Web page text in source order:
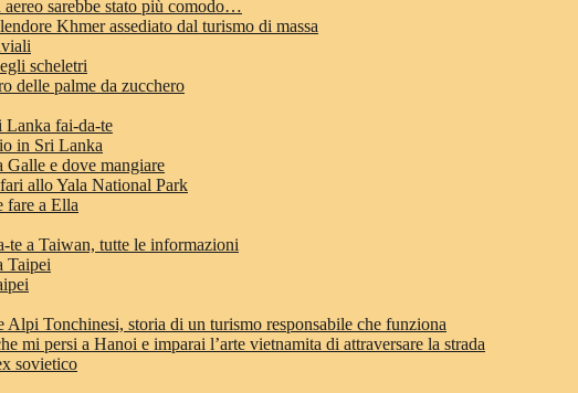
sarebbe stato più comodo…
Khmer assediato dal turismo di massa
scheletri
delle palme da zucchero
fai-da-te
in Sri Lanka
Galle e dove mangiare
allo Yala National Park
fare a Ella
te a Taiwan, tutte le informazioni
Taipei
Alpi Tonchinesi, storia di un turismo responsabile che funziona
mi persi a Hanoi e imparai l’arte vietnamita di attraversare la strada
sovietico